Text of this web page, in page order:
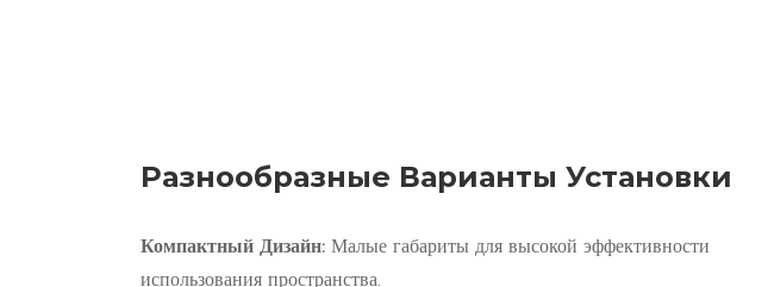
Разнообразные Варианты Установки
Компактный Дизайн:Малые габариты для высокой эффективности
использования пространства.